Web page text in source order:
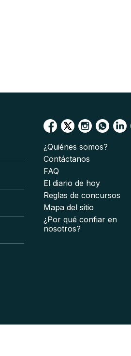
¿Quiénes somos?
Contáctanos
FAQ
El diario de hoy
Reglas de concursos
Mapa del sitio
¿Por qué confiar en
nosotros?